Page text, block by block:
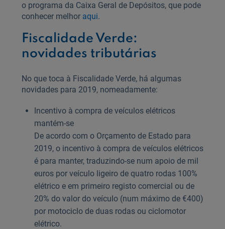
o programa da Caixa Geral de Depósitos, que pode
conhecer melhor aqui.
Fiscalidade Verde:
novidades tributárias
No que toca à Fiscalidade Verde, há algumas
novidades para 2019, nomeadamente:
Incentivo à compra de veículos elétricos
mantém-se
De acordo com o Orçamento de Estado para
2019, o incentivo à compra de veículos elétricos
é para manter, traduzindo-se num apoio de mil
euros por veículo ligeiro de quatro rodas 100%
elétrico e em primeiro registo comercial ou de
20% do valor do veículo (num máximo de €400)
por motociclo de duas rodas ou ciclomotor
elétrico.